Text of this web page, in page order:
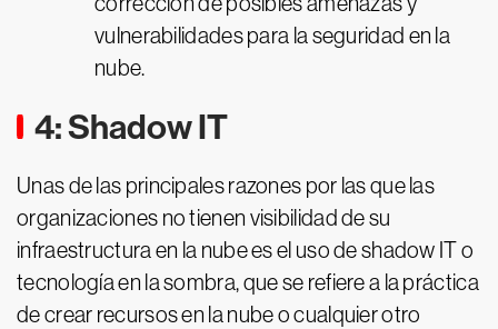
vulnerabilidades para la seguridad en la
nube.
4: Shadow IT
Unas de las principales razones por las que las
organizaciones no tienen visibilidad de su
infraestructura en la nube es el uso de shadow IT o
tecnología en la sombra, que se refiere a la práctica
de crear recursos en la nube o cualquier otro